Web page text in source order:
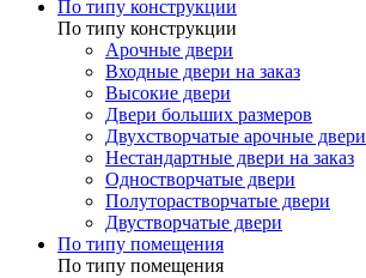
По типу конструкции
По типу конструкции
Арочные двери
Входные двери на заказ
Высокие двери
Двери больших размеров
Двухстворчатые арочные двери
Нестандартные двери на заказ
Одностворчатые двери
Полуторастворчатые двери
Двустворчатые двери
По типу помещения
По типу помещения